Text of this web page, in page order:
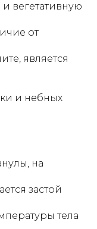
вегетативную
от
является
и небных
на
застой
тела